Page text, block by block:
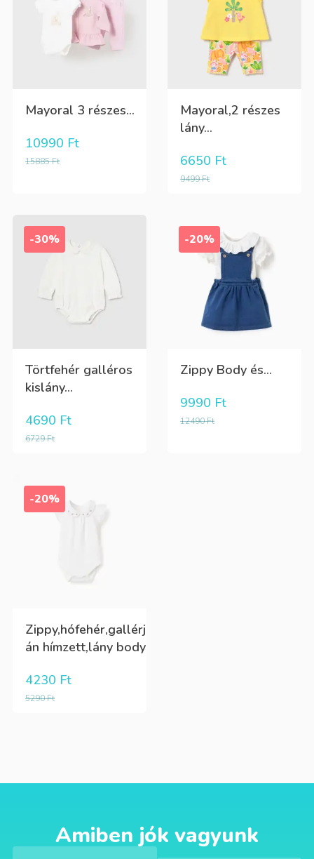
Mayoral 3 részes...
15885Ft
10990 Ft
Mayoral,2 részes
lány...
9499Ft
6650 Ft
-30%
Törtfehér galléros
kislány...
6729Ft
4690 Ft
-20%
Zippy Body és...
12490Ft
9990 Ft
-20%
Zippy,hófehér,gallérj
án hímzett,lány body
5290Ft
4230 Ft
Amiben jók vagyunk